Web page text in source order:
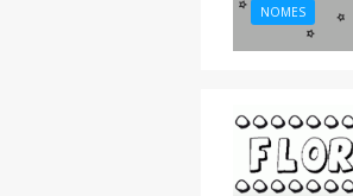
NOMES